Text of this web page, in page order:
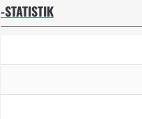
-STATISTIK